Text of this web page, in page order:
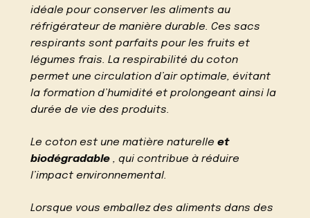
idéale pour conserver les aliments au
réfrigérateur de manière durable. Ces sacs
respirants sont parfaits pour les fruits et
légumes frais. La respirabilité du coton
permet une circulation d’air optimale, évitant
la formation d’humidité et prolongeant ainsi la
durée de vie des produits.
Le coton est une matière naturelleet
biodégradable , qui contribue à réduire
l’impact environnemental.
Lorsque vous emballez des aliments dans des